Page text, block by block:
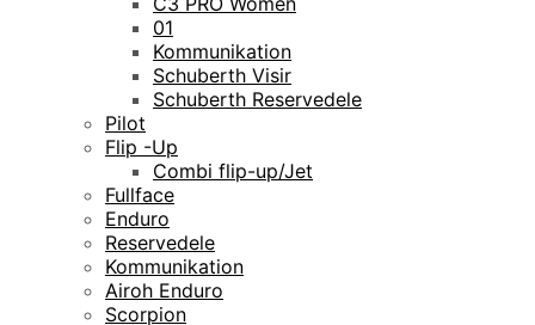
01
Kommunikation
Schuberth Visir
Schuberth Reservedele
Pilot
Flip -Up
Combi flip-up/Jet
Fullface
Enduro
Reservedele
Kommunikation
Airoh Enduro
Scorpion